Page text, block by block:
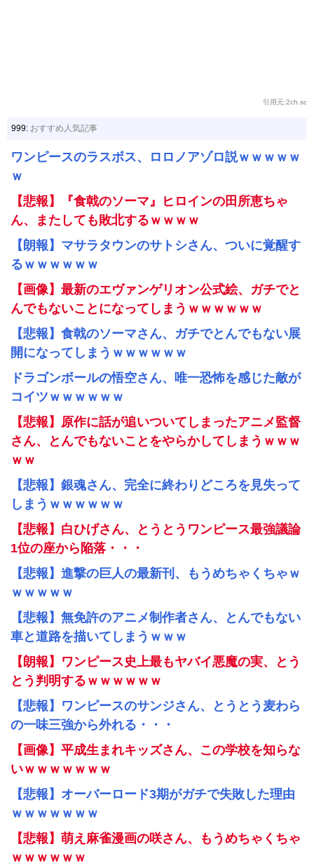
引用元:2ch.sc
999: おすすめ人気記事
ワンピースのラスボス、ロロノアゾロ説ｗｗｗｗｗ
ｗ
【悲報】『食戟のソーマ』ヒロインの田所恵ちゃ
ん、またしても敗北するｗｗｗｗ
【朗報】マサラタウンのサトシさん、ついに覚醒す
るｗｗｗｗｗｗ
【画像】最新のエヴァンゲリオン公式絵、ガチでと
んでもないことになってしまうｗｗｗｗｗｗ
【悲報】食戟のソーマさん、ガチでとんでもない展
開になってしまうｗｗｗｗｗｗ
ドラゴンボールの悟空さん、唯一恐怖を感じた敵が
コイツｗｗｗｗｗｗ
【悲報】原作に話が追いついてしまったアニメ監督
さん、とんでもないことをやらかしてしまうｗｗｗ
ｗｗ
【悲報】銀魂さん、完全に終わりどころを見失って
しまうｗｗｗｗｗｗ
【悲報】白ひげさん、とうとうワンピース最強議論
1位の座から陥落・・・
【悲報】進撃の巨人の最新刊、もうめちゃくちゃｗ
ｗｗｗｗｗ
【悲報】無免許のアニメ制作者さん、とんでもない
車と道路を描いてしまうｗｗｗ
【朗報】ワンピース史上最もヤバイ悪魔の実、とう
とう判明するｗｗｗｗｗｗ
【悲報】ワンピースのサンジさん、とうとう麦わら
の一味三強から外れる・・・
【画像】平成生まれキッズさん、この学校を知らな
いｗｗｗｗｗｗｗ
【悲報】オーバーロード3期がガチで失敗した理由
ｗｗｗｗｗｗｗ
【悲報】萌え麻雀漫画の咲さん、もうめちゃくちゃ
ｗｗｗｗｗｗ